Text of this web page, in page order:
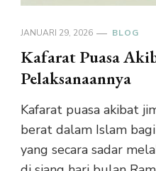
JANUARI 29, 2026 BLOG
Kafarat Puasa
Pelaksanaannya
Kafarat puasa akibat
berat dalam Islam
yang secara sadar